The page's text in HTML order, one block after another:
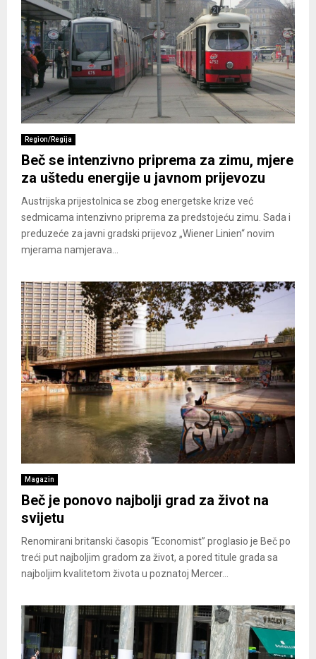
Region/Regija
Beč se intenzivno priprema za zimu, mjere
za uštedu energije u javnom prijevozu
Austrijska prijestolnica se zbog energetske krize već
sedmicama intenzivno priprema za predstojeću zimu. Sada i
preduzeće za javni gradski prijevoz „Wiener Linien“ novim
mjerama namjerava...
Magazin
Beč je ponovo najbolji grad za život na
svijetu
Renomirani britanski časopis “Economist” proglasio je Beč po
treći put najboljim gradom za život, a pored titule grada sa
najboljim kvalitetom života u poznatoj Mercer...